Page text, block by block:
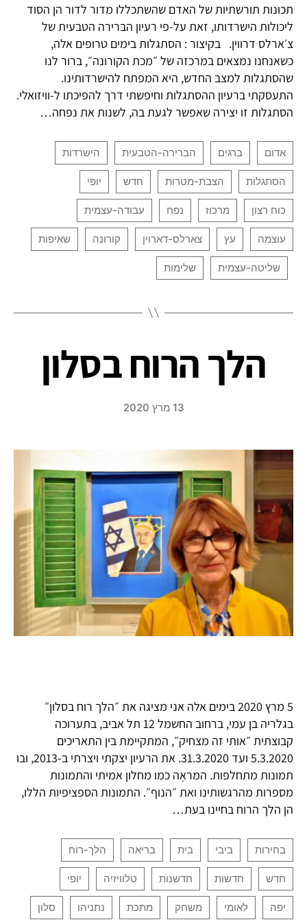
תכונות תורשתיות של האדם שהשתכללו מדור לדור הן הסוד
ליכולות הישרדותו, זאת על-פי רעיון הברירה הטבעית של
צ׳ארלס דרווין. בקיצור : הסתגלות בימים טרופים אלה,
כשאנחנו נמצאים במרכזה של ״מכת הקורונה״, ברור לנו
שהסתגלות למצב החדש, היא המפתח להישרדותינו.
התעסקתי ברעיון ההסתגלות וחיפשתי דרך להפיכתו ל-וויזואלי.
הסתגלות זו יצירה שאפשר לגעת בה, לשנות את נפחה…
הלך הרוח בסלון
13 מרץ 2020
5 מרץ 2020 בימים אלה אני מציגה את ״הלך רוח בסלון״
בגלריה בן עמי, ברחוב החשמל 12 תל אביב, בתערוכה
קבוצתית ״אותי זה מצחיק״, המתקיימת בין התאריכים
5.3.2020 ועד 31.3.2020. את הרעיון יצקתי ויצרתי ב-2013, ובו
תמונות מתחלפות. המראֶה כמו מחלון אמיתי והתמונות
מספרות מהרגשותינו ואת ״הנוף״. התמונות הספציפיות הללו,
הן הלך הרוח בחיינו בעת…